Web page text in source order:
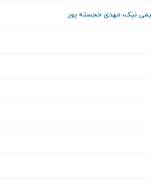
نیک، مهدی خجسته پور